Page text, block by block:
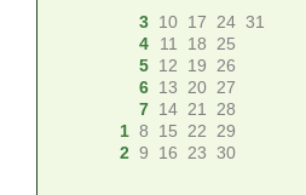
3 10 17 24 31
4
11 18 25
5 12 19 26
6 13 20 27
7 14 21 28
1 8 15 22 29
2 9 16 23 30